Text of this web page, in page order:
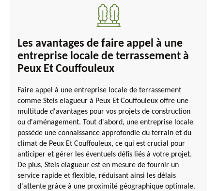
Les avantages de faire appel à une
entreprise locale de terrassement à
Peux Et Couffouleux
Faire appel à une entreprise locale de terrassement
comme Steis elagueur à Peux Et Couffouleux offre une
multitude d'avantages pour vos projets de construction
ou d'aménagement. Tout d'abord, une entreprise locale
possède une connaissance approfondie du terrain et du
climat de Peux Et Couffouleux, ce qui est crucial pour
anticiper et gérer les éventuels défis liés à votre projet.
De plus, Steis elagueur est en mesure de fournir un
service rapide et flexible, réduisant ainsi les délais
d'attente grâce à une proximité géographique optimale.